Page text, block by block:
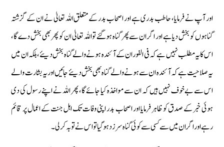
اور آپ نے فرمایا، حاطب بدری ہے اور اصحاب بدر کے متعلق اللہ تعالیٰ نے ان کے گزشتہ
گناہوں کو بخش دیا ہے اور اگر ان سے پھر گناہ ہوگئے تو اللہ تعالیٰ ان کو پھر بھی بخش دے گا،
اس کا یہ مطلب نہیں ہے کہ فی الفور ان کے آئندہ ہونے والے گناہ بخش دیئے، بلکہ ان میں
یہ صلاحیت ہے کہ آئندہ ان سے ہونے والے گناہ بھی بخش دیئے جائیں اور یہ بشارت والے
اس سے بےخوف نہیں ہیں کہ ان سے مواخذہ کیا جائے گا، پھر اللہ نے اپنے رسول کی دی
ہوئی خبر کے صدق کو ظاہر فرمایا اور اصحاب بدر اپنی وفات تک اہل جنت کے اعمال پر قائم
رہے اور اگر ان میں سے کسی سے کوئی گناہ سر زد ہوگیا تو اس نے توبہ کرلی۔